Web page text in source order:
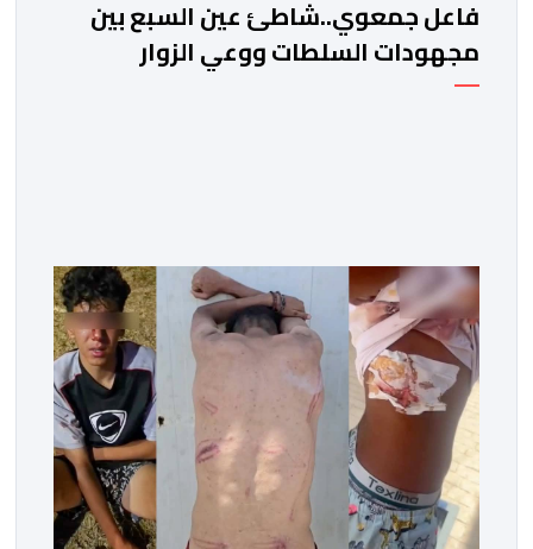
فاعل جمعوي..شاطئ عين السبع بين
مجهودات السلطات ووعي الزوار